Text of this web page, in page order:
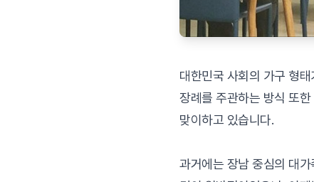
대한민국 사회의 가구 형태
장례를 주관하는 방식 또
맞이하고 있습니다.
과거에는 장남 중심의 대